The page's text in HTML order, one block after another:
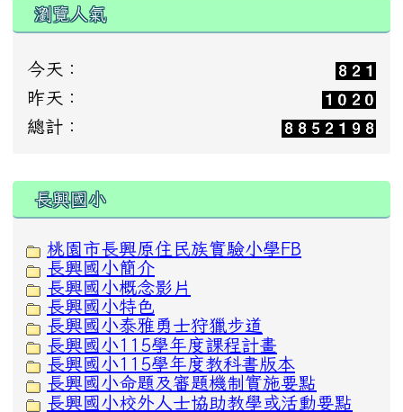
瀏覽人氣
今天：
昨天：
總計：
:::
長興國小
桃園市長興原住民族實驗小學FB
長興國小簡介
長興國小概念影片
長興國小特色
長興國小泰雅勇士狩獵步道
長興國小115學年度課程計畫
長興國小115學年度教科書版本
長興國小命題及審題機制實施要點
長興國小校外人士協助教學或活動要點